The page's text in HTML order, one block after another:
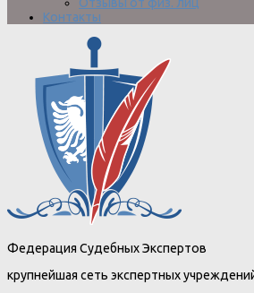
Отзывы от физ. лиц
Контакты
Федерация Судебных Экспертов
крупнейшая сеть экспертных